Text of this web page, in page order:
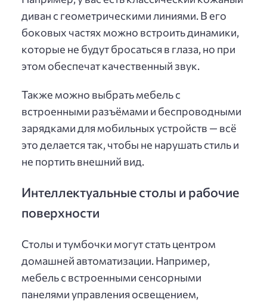
диван с геометрическими линиями. В его
боковых частях можно встроить динамики,
которые не будут бросаться в глаза, но при
этом обеспечат качественный звук.
Также можно выбрать мебель с
встроенными разъёмами и беспроводными
зарядками для мобильных устройств — всё
это делается так, чтобы не нарушать стиль и
не портить внешний вид.
Интеллектуальные столы и рабочие
поверхности
Столы и тумбочки могут стать центром
домашней автоматизации. Например,
мебель с встроенными сенсорными
панелями управления освещением,